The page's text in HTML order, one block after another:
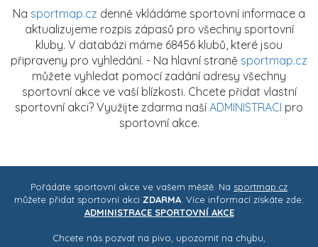
Na sportmap.cz denně vkládáme sportovní informace a
aktualizujeme rozpis zápasů pro všechny sportovní
kluby. V databázi máme 68456 klubů, které jsou
připraveny pro vyhledání. - Na hlavní straně sportmap.cz
můžete vyhledat pomocí zadání adresy všechny
sportovní akce ve vaší blízkosti. Chcete přidat vlastní
sportovní akci? Využijte zdarma naší ADMINISTRACI pro
sportovní akce.
Pořádáte sportovní akce ve vašem městě. Na sportmap.cz
můžete přidat sportovní akci ZDARMA . Více informací získáte zde:
ADMINISTRACE SPORTOVNÍ AKCE
Chcete nás pozvat na pivo, upozornit na chybu,